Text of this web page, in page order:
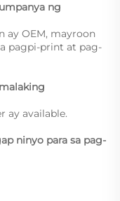
ng
ay OEM, mayroon
pagpi-print at pag-
ay available.
ninyo para sa pag-